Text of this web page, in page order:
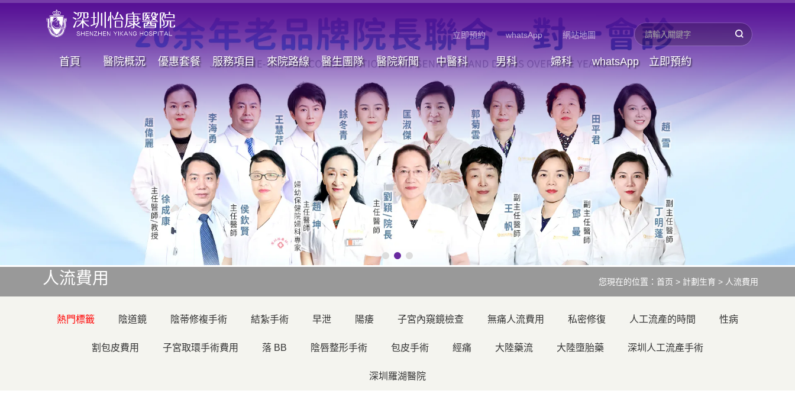
立即預約 whatsApp 網站地圖
首頁 醫院概況 優惠套餐 服務項目 來院路線 醫生團隊 醫院新聞 中醫科 男科 婦科 whatsApp 立即預約
人流費用 您現在的位置： 首页 > 計劃生育 > 人流費用
熱門標籤 陰道鏡 陰蒂修複手術 結紮手術 早泄 陽痿 子宮內窺鏡檢查 無痛人流費用 私密修復 人工流產的時間 性病
割包皮費用 子宮取環手術費用 落 BB 陰唇整形手術 包皮手術 經痛 大陸藥流 大陸墮胎藥 深圳人工流產手術
深圳羅湖醫院